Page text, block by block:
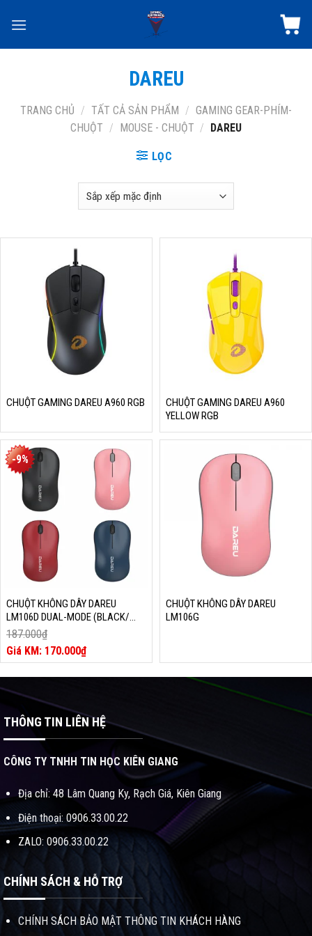
DAREU
TRANG CHỦ / TẤT CẢ SẢN PHẨM / GAMING GEAR-PHÍM-
CHUỘT / MOUSE - CHUỘT / DAREU
LỌC
CHUỘT GAMING DAREU A960 RGB
CHUỘT GAMING DAREU A960
YELLOW RGB
-9%
CHUỘT KHÔNG DÂY DAREU
LM106D DUAL-MODE (BLACK/
RED /BLUE / PINK / WHITE)
187.000₫
Giá
gốc
là:
187.000₫.
170.000₫
Giá
hiện
tại
170.000₫.
CHUỘT KHÔNG DÂY DAREU
LM106G
THÔNG TIN LIÊN HỆ
CÔNG TY TNHH TIN HỌC KIÊN GIANG
Địa chỉ: 48 Lâm Quang Ky, Rạch Giá, Kiên Giang
Điện thoại: 0906.33.00.22
ZALO: 0906.33.00.22
CHÍNH SÁCH & HỖ TRỢ
CHÍNH SÁCH BẢO MẬT THÔNG TIN KHÁCH HÀNG